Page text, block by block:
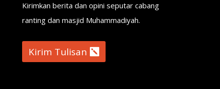
Kirimkan berita dan opini seputar cabang
ranting dan masjid Muhammadiyah.
Kirim Tulisan